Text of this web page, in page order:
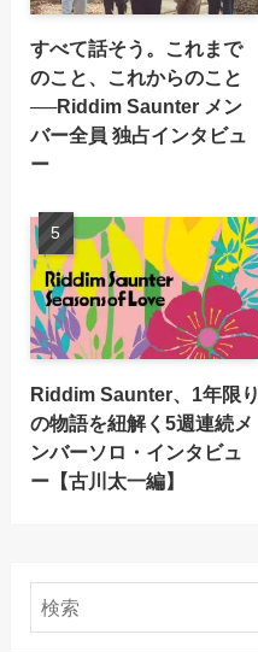
すべて話そう。これまで
のこと、これからのこと
──Riddim Saunter メン
バー全員 独占インタビュ
ー
Riddim Saunter、1年限り
の物語を紐解く5週連続メ
ンバーソロ・インタビュ
ー【古川太一編】